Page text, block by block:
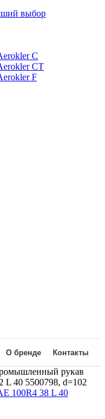
выбор
C
CT
F
О бренде Контакты
рукав
L 40 5500798, d=102